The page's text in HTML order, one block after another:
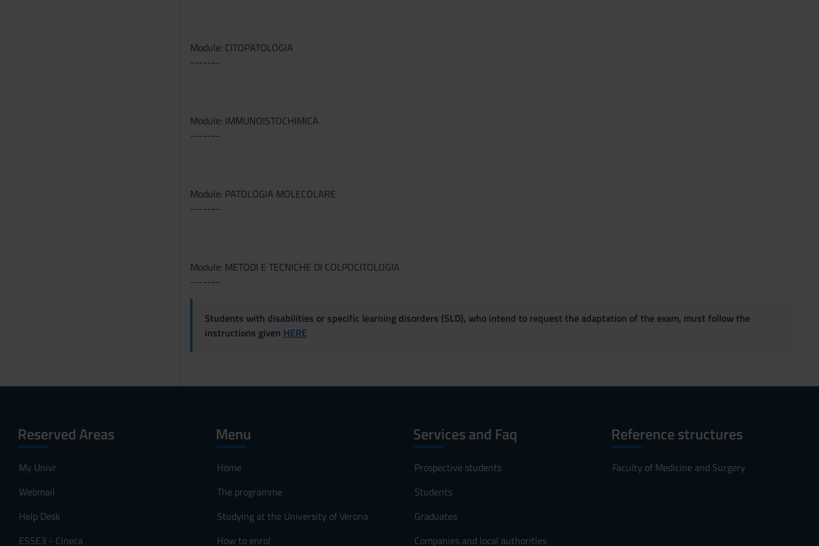
Module: CITOPATOLOGIA
-------
Module: IMMUNOISTOCHIMICA
-------
Module: PATOLOGIA MOLECOLARE
-------
Module: METODI E TECNICHE DI COLPOCITOLOGIA
-------
Students with disabilities or specific learning disorders (SLD), who intend to request the adaptation of the exam, must follow the
instructions given HERE
Reserved Areas
My Univr
Webmail
Help Desk
ESSE3 - Cineca
Menu
Home
The programme
Studying at the University of Verona
How to enrol
Services and Faq
Prospective students
Students
Graduates
Companies and local authorities
Reference structures
Faculty of Medicine and Surgery